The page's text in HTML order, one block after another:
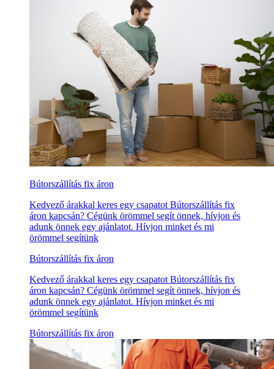
Bútorszállítás fix áron
Kedvező árakkal keres egy csapatot Bútorszállítás fix
áron kapcsán? Cégünk örömmel segít önnek, hívjon és
adunk önnek egy ajánlatot. Hívjon minket és mi
örömmel segítünk
Bútorszállítás fix áron
Kedvező árakkal keres egy csapatot Bútorszállítás fix
áron kapcsán? Cégünk örömmel segít önnek, hívjon és
adunk önnek egy ajánlatot. Hívjon minket és mi
örömmel segítünk
Bútorszállítás fix áron